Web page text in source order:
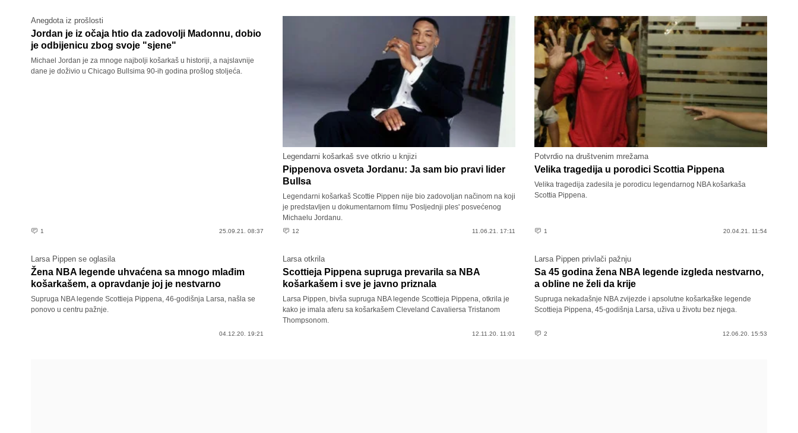
Anegdota iz prošlosti
Jordan je iz očaja htio da zadovolji Madonnu, dobio
je odbijenicu zbog svoje "sjene"
Michael Jordan je za mnoge najbolji košarkaš u historiji, a najslavnije
dane je doživio u Chicago Bullsima 90-ih godina prošlog stoljeća.
1 25.09.21. 08:37
Legendarni košarkaš sve otkrio u knjizi
Pippenova osveta Jordanu: Ja sam bio pravi lider
Bullsa
Legendarni košarkaš Scottie Pippen nije bio zadovoljan načinom na koji
je predstavljen u dokumentarnom filmu 'Posljednji ples' posvećenog
Michaelu Jordanu.
12 11.06.21. 17:11
Potvrdio na društvenim mrežama
Velika tragedija u porodici Scottia Pippena
Velika tragedija zadesila je porodicu legendarnog NBA košarkaša
Scottia Pippena.
1 20.04.21. 11:54
Larsa Pippen se oglasila
Žena NBA legende uhvaćena sa mnogo mlađim
košarkašem, a opravdanje joj je nestvarno
Supruga NBA legende Scottieja Pippena, 46-godišnja Larsa, našla se
ponovo u centru pažnje.
04.12.20. 19:21
Larsa otkrila
Scottieja Pippena supruga prevarila sa NBA
košarkašem i sve je javno priznala
Larsa Pippen, bivša supruga NBA legende Scottieja Pippena, otkrila je
kako je imala aferu sa košarkašem Cleveland Cavaliersa Tristanom
Thompsonom.
12.11.20. 11:01
Larsa Pippen privlači pažnju
Sa 45 godina žena NBA legende izgleda nestvarno,
a obline ne želi da krije
Supruga nekadašnje NBA zvijezde i apsolutne košarkaške legende
Scottieja Pippena, 45-godišnja Larsa, uživa u životu bez njega.
2 12.06.20. 15:53